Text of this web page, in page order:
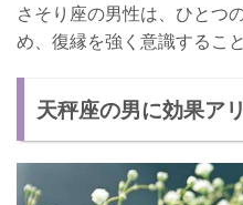
さそり座の男性は、ひとつ
め、復縁を強く意識するこ
天秤座の男に効果ア